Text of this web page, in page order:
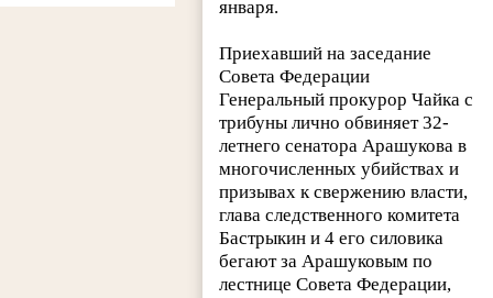
января.
Приехавший на заседание
Совета Федерации
Генеральный прокурор Чайка с
трибуны лично обвиняет 32-
летнего сенатора Арашукова в
многочисленных убийствах и
призывах к свержению власти,
глава следственного комитета
Бастрыкин и 4 его силовика
бегают за Арашуковым по
лестнице Совета Федерации,